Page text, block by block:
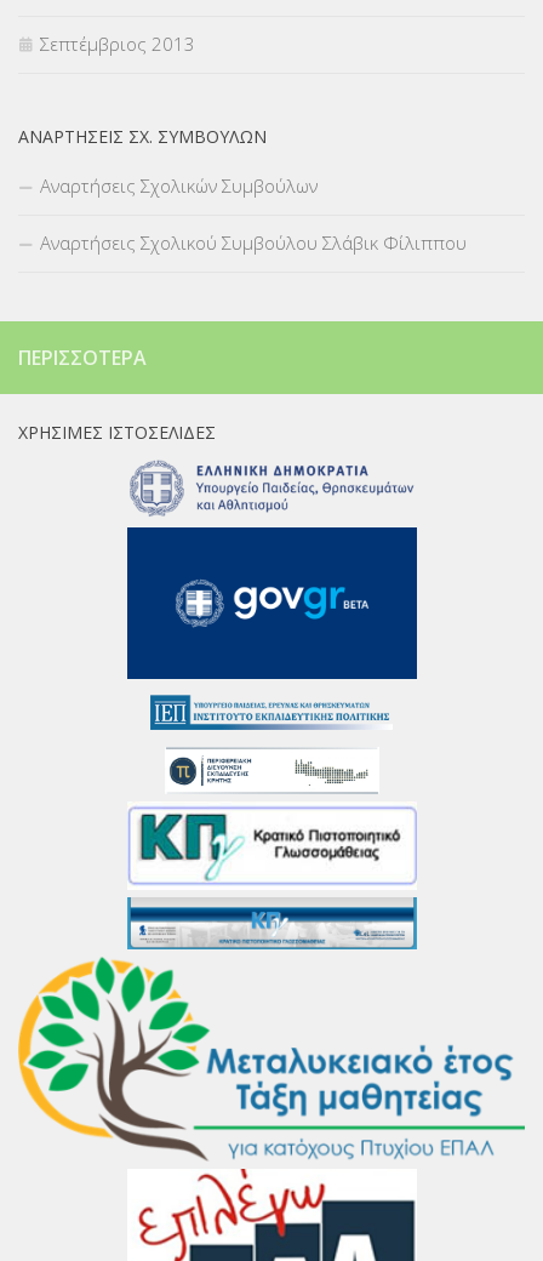
Σεπτέμβριος 2013
ΑΝΑΡΤΉΣΕΙΣ ΣΧ. ΣΥΜΒΟΎΛΩΝ
Αναρτήσεις Σχολικών Συμβούλων
Αναρτήσεις Σχολικού Συμβούλου Σλάβικ Φίλιππου
ΠΕΡΙΣΣΌΤΕΡΑ
ΧΡΉΣΙΜΕΣ ΙΣΤΟΣΕΛΊΔΕΣ